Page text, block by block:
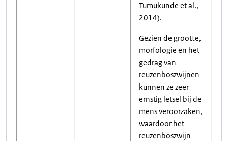
Tumukunde et al.,
2014).
Gezien de grootte,
morfologie en het
gedrag van
reuzenboszwijnen
kunnen ze zeer
ernstig letsel bij de
mens veroorzaken,
waardoor het
reuzenboszwijn